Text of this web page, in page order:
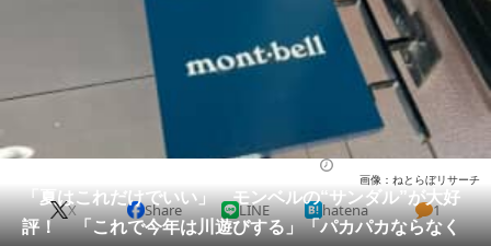
地域
動物 リサーチ
会員記事
「夏はこれだけでいい」 モンベルの“サンダル”が大好
評！ 「これで今年は川遊びする」「パカパカならなく
画像：ねとらぼリサーチ
X Share LINE hatena 1